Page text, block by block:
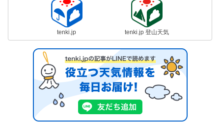
tenki.jp tenki.jp 登山天気